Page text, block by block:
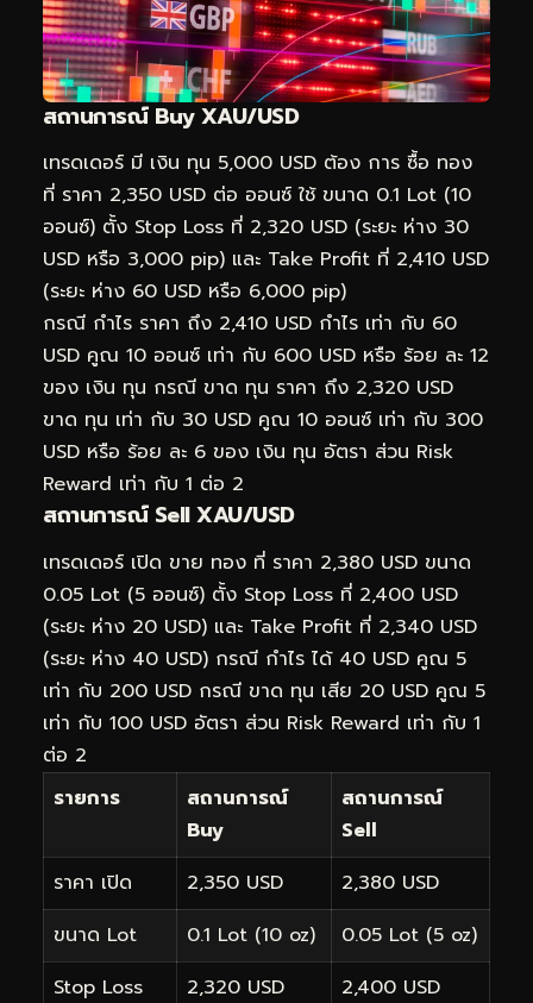
สถานการณ์ Buy XAU/USD
เทรดเดอร์ มี เงิน ทุน 5,000 USD ต้อง การ ซื้อ ทอง
ที่ ราคา 2,350 USD ต่อ ออนซ์ ใช้ ขนาด 0.1 Lot (10
ออนซ์) ตั้ง Stop Loss ที่ 2,320 USD (ระยะ ห่าง 30
USD หรือ 3,000 pip) และ Take Profit ที่ 2,410 USD
(ระยะ ห่าง 60 USD หรือ 6,000 pip)
กรณี กำไร ราคา ถึง 2,410 USD กำไร เท่า กับ 60
USD คูณ 10 ออนซ์ เท่า กับ 600 USD หรือ ร้อย ละ 12
ของ เงิน ทุน กรณี ขาด ทุน ราคา ถึง 2,320 USD
ขาด ทุน เท่า กับ 30 USD คูณ 10 ออนซ์ เท่า กับ 300
USD หรือ ร้อย ละ 6 ของ เงิน ทุน อัตรา ส่วน Risk
Reward เท่า กับ 1 ต่อ 2
สถานการณ์ Sell XAU/USD
เทรดเดอร์ เปิด ขาย ทอง ที่ ราคา 2,380 USD ขนาด
0.05 Lot (5 ออนซ์) ตั้ง Stop Loss ที่ 2,400 USD
(ระยะ ห่าง 20 USD) และ Take Profit ที่ 2,340 USD
(ระยะ ห่าง 40 USD) กรณี กำไร ได้ 40 USD คูณ 5
เท่า กับ 200 USD กรณี ขาด ทุน เสีย 20 USD คูณ 5
เท่า กับ 100 USD อัตรา ส่วน Risk Reward เท่า กับ 1
ต่อ 2
รายการ
สถานการณ์
Buy
สถานการณ์
Sell
ราคา เปิด
2,350 USD
2,380 USD
ขนาด Lot
0.1 Lot (10 oz)
0.05 Lot (5 oz)
Stop Loss
2,320 USD
2,400 USD